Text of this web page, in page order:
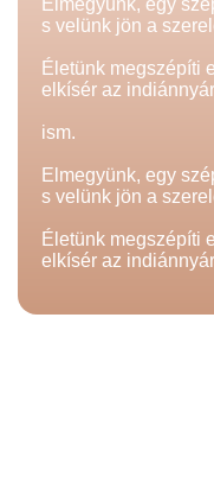
s velünk jön a
Életünk megszépíti
elkísér az
ism.
Elmegyünk, egy
s velünk jön a
Életünk megszépíti
elkísér az